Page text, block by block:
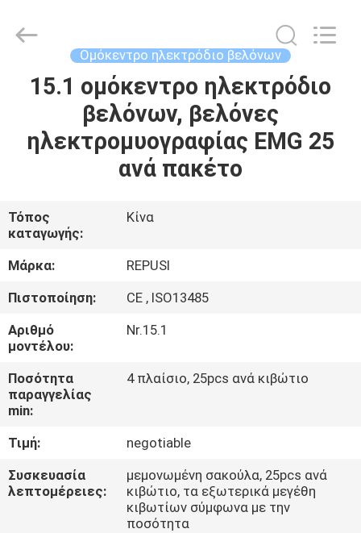
ΣΠΊΤΙ
ΠΡΟΪΌΝΤΑ
ΕΜΕΊΣ
ΓΎΡΟΣ
ΕΡΓΟΣΤΑΣΊΩΝ
ΠΟΙΟΤΙΚΌΣ
ΈΛΕΓΧΟΣ
ΕΛΆΤΕ
ΣΕ
ΕΠΑΦΉ
Electronics
Co.,Ltd..
Ομόκεντρο ηλεκτρόδιο βελόνων
15.1 ομόκεντρο ηλεκτρόδιο
βελόνων, βελόνες
ηλεκτρομυογραφίας EMG 25
ανά πακέτο
Τόπος
καταγωγής:
Κίνα
Μάρκα:
REPUSI
Πιστοποίηση:
CE , ISO13485
Αριθμό
μοντέλου:
Nr.15.1
Ποσότητα
παραγγελίας
min:
4 πλαίσιο, 25pcs ανά κιβώτιο
Τιμή:
negotiable
Συσκευασία
λεπτομέρειες:
μεμονωμένη σακούλα, 25pcs ανά
κιβώτιο, τα εξωτερικά μεγέθη
κιβωτίων σύμφωνα με την
ποσότητα